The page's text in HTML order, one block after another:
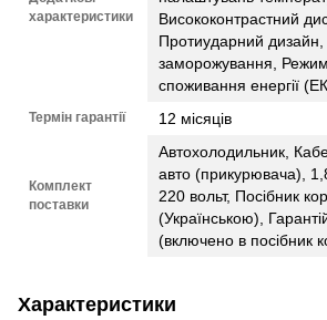
характеристики
Висококонтрастний
Протиударний
заморожування, Режим
споживання енергії
Термін гарантії 12 місяців
Комплект
поставки
Автохолодильник,
авто (прикурювача),
220 вольт, Посібник
(Українською),
(включено в посібник
Характеристики